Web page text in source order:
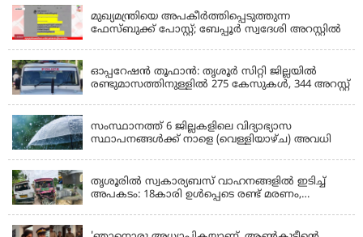
മുഖ്യമന്ത്രിയെ അപകീർത്തിപ്പെടുത്തുന്ന
ഫേസ്‌ബുക്ക് പോസ്റ്റ്; ബേപ്പൂർ സ്വദേശി അറസ്റ്റിൽ
ഓപ്പറേഷൻ തൂഫാൻ: തൃശൂർ സിറ്റി ജില്ലയിൽ
രണ്ടുമാസത്തിനുള്ളിൽ 275 കേസുകൾ, 344 അറസ്റ്റ്
സംസ്ഥാനത്ത് 6 ജില്ലകളിലെ വിദ്യാഭ്യാസ
സ്ഥാപനങ്ങൾക്ക് നാളെ (വെള്ളിയാഴ്ച) അവധി
തൃശൂരിൽ സ്വകാര്യബസ് വാഹനങ്ങളില്‍ ഇടിച്ച്
അപകടം: 18കാരി ഉൾപ്പെടെ രണ്ട് മരണം,